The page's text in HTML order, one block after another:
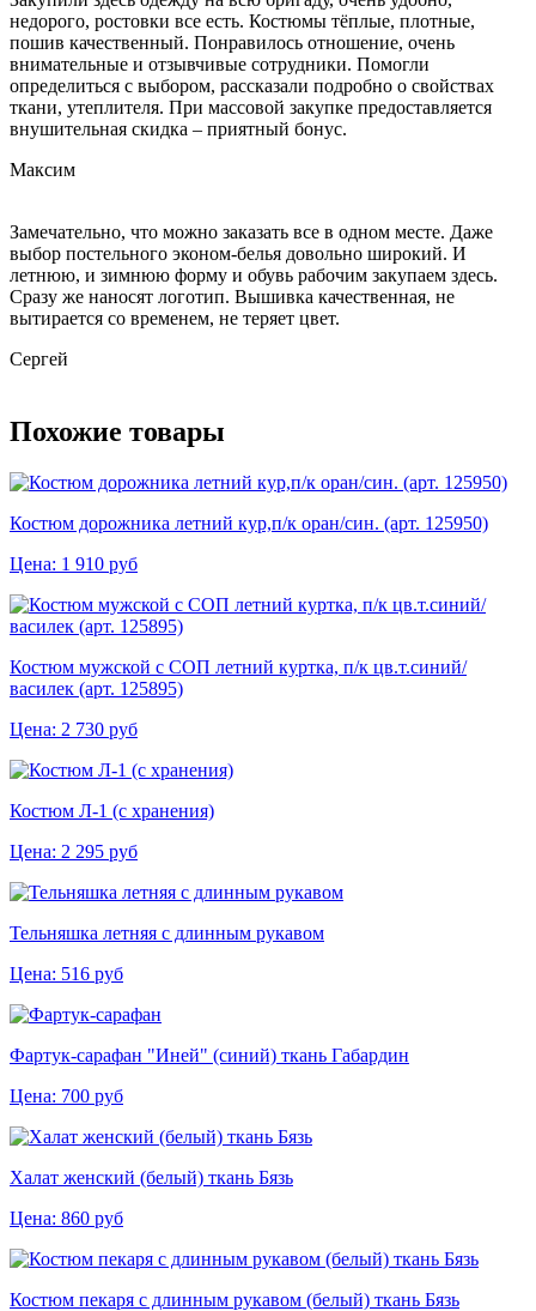
недорого, ростовки все есть. Костюмы тёплые, плотные,
пошив качественный. Понравилось отношение, очень
внимательные и отзывчивые сотрудники. Помогли
определиться с выбором, рассказали подробно о свойствах
ткани, утеплителя. При массовой закупке предоставляется
внушительная скидка – приятный бонус.
Максим
Замечательно, что можно заказать все в одном месте. Даже
выбор постельного эконом-белья довольно широкий. И
летнюю, и зимнюю форму и обувь рабочим закупаем здесь.
Сразу же наносят логотип. Вышивка качественная, не
вытирается со временем, не теряет цвет.
Сергей
Похожие товары
Костюм дорожника летний кур,п/к оран/син. (арт. 125950)
Цена: 1 910 руб
Костюм мужской с СОП летний куртка, п/к цв.т.синий/
василек (арт. 125895)
Цена: 2 730 руб
Костюм Л-1 (с хранения)
Цена: 2 295 руб
Тельняшка летняя с длинным рукавом
Цена: 516 руб
Фартук-сарафан "Иней" (синий) ткань Габардин
Цена: 700 руб
Халат женский (белый) ткань Бязь
Цена: 860 руб
Костюм пекаря с длинным рукавом (белый) ткань Бязь